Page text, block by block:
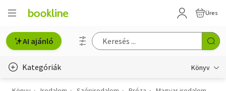
Üres
AI ajánló
Kategóriák Könyv